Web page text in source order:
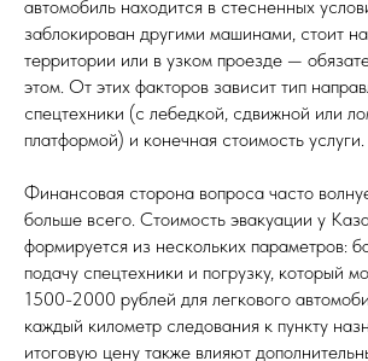
автомобиль находится в стесненных
заблокирован другими машинами, стоит
территории или в узком проезде —
этом. От этих факторов зависит тип
спецтехники (с лебедкой, сдвижной или
платформой) и конечная стоимость услуги.
Финансовая сторона вопроса часто
больше всего. Стоимость эвакуации у
формируется из нескольких параметров:
подачу спецтехники и погрузку, который
1500-2000 рублей для легкового
каждый километр следования к пункту
итоговую цену также влияют